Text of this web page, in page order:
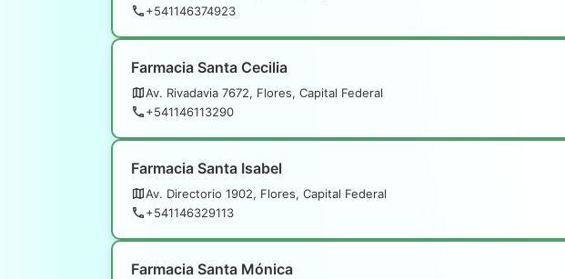
+541146374923
Farmacia Santa Cecilia
Av. Rivadavia 7672, Flores, Capital Federal
+541146113290
Farmacia Santa Isabel
Av. Directorio 1902, Flores, Capital Federal
+541146329113
Farmacia Santa Mónica